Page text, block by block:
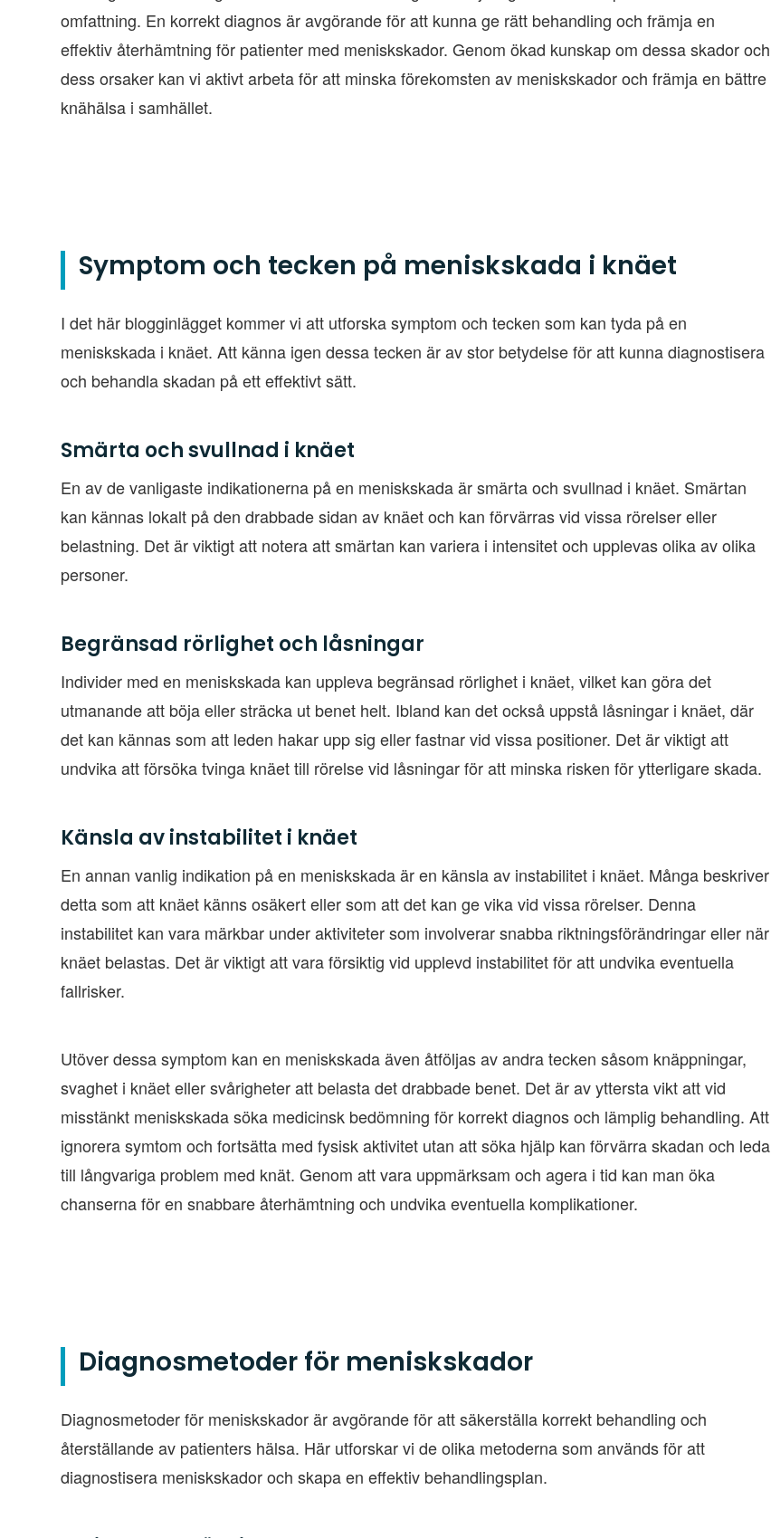
omfattning. En korrekt diagnos är avgörande för att kunna ge rätt behandling och främja en
effektiv återhämtning för patienter med meniskskador. Genom ökad kunskap om dessa skador och
dess orsaker kan vi aktivt arbeta för att minska förekomsten av meniskskador och främja en bättre
knähälsa i samhället.
Symptom och tecken på meniskskada i knäet
I det här blogginlägget kommer vi att utforska symptom och tecken som kan tyda på en
meniskskada i knäet. Att känna igen dessa tecken är av stor betydelse för att kunna diagnostisera
och behandla skadan på ett effektivt sätt.
Smärta och svullnad i knäet
En av de vanligaste indikationerna på en meniskskada är smärta och svullnad i knäet. Smärtan
kan kännas lokalt på den drabbade sidan av knäet och kan förvärras vid vissa rörelser eller
belastning. Det är viktigt att notera att smärtan kan variera i intensitet och upplevas olika av olika
personer.
Begränsad rörlighet och låsningar
Individer med en meniskskada kan uppleva begränsad rörlighet i knäet, vilket kan göra det
utmanande att böja eller sträcka ut benet helt. Ibland kan det också uppstå låsningar i knäet, där
det kan kännas som att leden hakar upp sig eller fastnar vid vissa positioner. Det är viktigt att
undvika att försöka tvinga knäet till rörelse vid låsningar för att minska risken för ytterligare skada.
Känsla av instabilitet i knäet
En annan vanlig indikation på en meniskskada är en känsla av instabilitet i knäet. Många beskriver
detta som att knäet känns osäkert eller som att det kan ge vika vid vissa rörelser. Denna
instabilitet kan vara märkbar under aktiviteter som involverar snabba riktningsförändringar eller när
knäet belastas. Det är viktigt att vara försiktig vid upplevd instabilitet för att undvika eventuella
fallrisker.
Utöver dessa symptom kan en meniskskada även åtföljas av andra tecken såsom knäppningar,
svaghet i knäet eller svårigheter att belasta det drabbade benet. Det är av yttersta vikt att vid
misstänkt meniskskada söka medicinsk bedömning för korrekt diagnos och lämplig behandling. Att
ignorera symtom och fortsätta med fysisk aktivitet utan att söka hjälp kan förvärra skadan och leda
till långvariga problem med knät. Genom att vara uppmärksam och agera i tid kan man öka
chanserna för en snabbare återhämtning och undvika eventuella komplikationer.
Diagnosmetoder för meniskskador
Diagnosmetoder för meniskskador är avgörande för att säkerställa korrekt behandling och
återställande av patienters hälsa. Här utforskar vi de olika metoderna som används för att
diagnostisera meniskskador och skapa en effektiv behandlingsplan.